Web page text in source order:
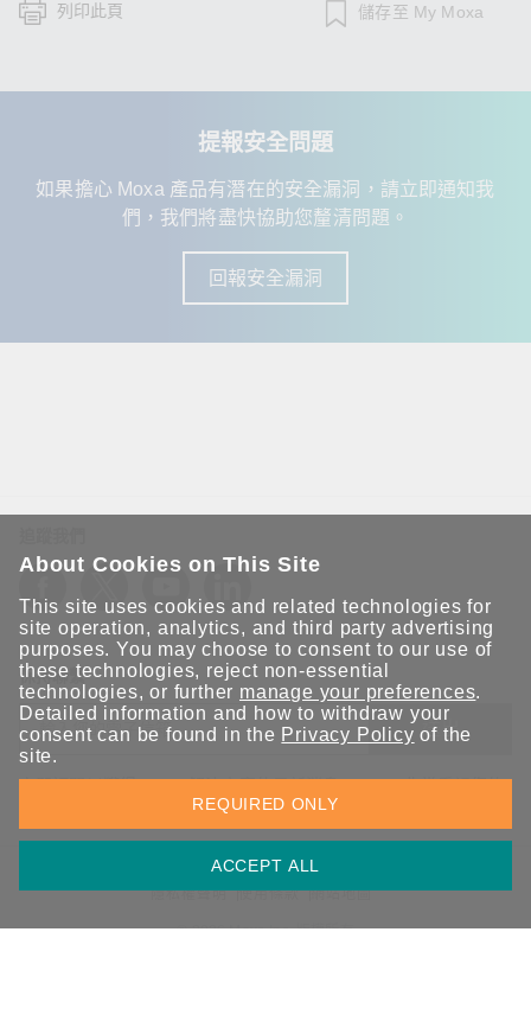
列印此頁 儲存至 My Moxa
提報安全問題
如果擔心 Moxa 產品有潛在的安全漏洞，請立即通知我
們，我們將盡快協助您釐清問題。
回報安全漏洞
保持聯繫
送出
立即訂閱以獲得 Moxa 解決方案的最新消息。Moxa 非常重視您的
隱私權，我們絕不會將您的電子郵件提供給任何人。
隱私權聲明 使用條款 網站地圖
© 2026 Moxa Inc. 版權所有
About Cookies on This Site
This site uses cookies and related technologies for
site operation, analytics, and third party advertising
purposes. You may choose to consent to our use of
these technologies, reject non-essential
technologies, or further manage your preferences.
Detailed information and how to withdraw your
consent can be found in the Privacy Policy of the
site.
ACCEPT ALL
REQUIRED ONLY